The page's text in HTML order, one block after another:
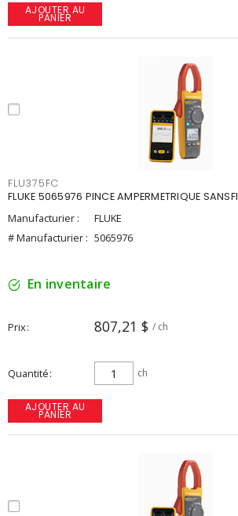
AJOUTER AU
PANIER
FLU375FC
FLUKE 5065976 PINCE AMPERMETRIQUE
Manufacturier :
FLUKE
# Manufacturier : 5065976
En inventaire
Prix 807,21 $ / ch
Quantité ch
AJOUTER AU
PANIER